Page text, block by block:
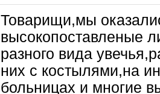
Товарищи,мы
высокопоставленые
разного вида
них с костылями,на
больницах и многие